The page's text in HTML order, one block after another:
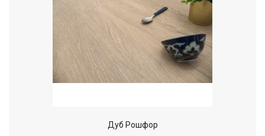
Дуб Рошфор